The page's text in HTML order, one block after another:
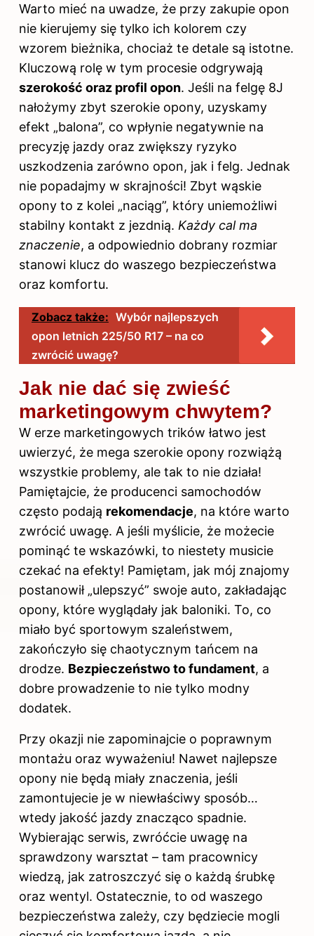
Warto mieć na uwadze, że przy zakupie opon
nie kierujemy się tylko ich kolorem czy
wzorem bieżnika, chociaż te detale są istotne.
Kluczową rolę w tym procesie odgrywają
szerokość oraz profil opon. Jeśli na felgę 8J
nałożymy zbyt szerokie opony, uzyskamy
efekt „balona”, co wpłynie negatywnie na
precyzję jazdy oraz zwiększy ryzyko
uszkodzenia zarówno opon, jak i felg. Jednak
nie popadajmy w skrajności! Zbyt wąskie
opony to z kolei „naciąg”, który uniemożliwi
stabilny kontakt z jezdnią. Każdy cal ma
znaczenie, a odpowiednio dobrany rozmiar
stanowi klucz do waszego bezpieczeństwa
oraz komfortu.
Zobacz także: Wybór najlepszych
opon letnich 225/50 R17 – na co
zwrócić uwagę?
Jak nie dać się zwieść
marketingowym chwytem?
W erze marketingowych trików łatwo jest
uwierzyć, że mega szerokie opony rozwiążą
wszystkie problemy, ale tak to nie działa!
Pamiętajcie, że producenci samochodów
często podają rekomendacje, na które warto
zwrócić uwagę. A jeśli myślicie, że możecie
pominąć te wskazówki, to niestety musicie
czekać na efekty! Pamiętam, jak mój znajomy
postanowił „ulepszyć” swoje auto, zakładając
opony, które wyglądały jak baloniki. To, co
miało być sportowym szaleństwem,
zakończyło się chaotycznym tańcem na
drodze. Bezpieczeństwo to fundament, a
dobre prowadzenie to nie tylko modny
dodatek.
Przy okazji nie zapominajcie o poprawnym
montażu oraz wyważeniu! Nawet najlepsze
opony nie będą miały znaczenia, jeśli
zamontujecie je w niewłaściwy sposób…
wtedy jakość jazdy znacząco spadnie.
Wybierając serwis, zwróćcie uwagę na
sprawdzony warsztat – tam pracownicy
wiedzą, jak zatroszczyć się o każdą śrubkę
oraz wentyl. Ostatecznie, to od waszego
bezpieczeństwa zależy, czy będziecie mogli